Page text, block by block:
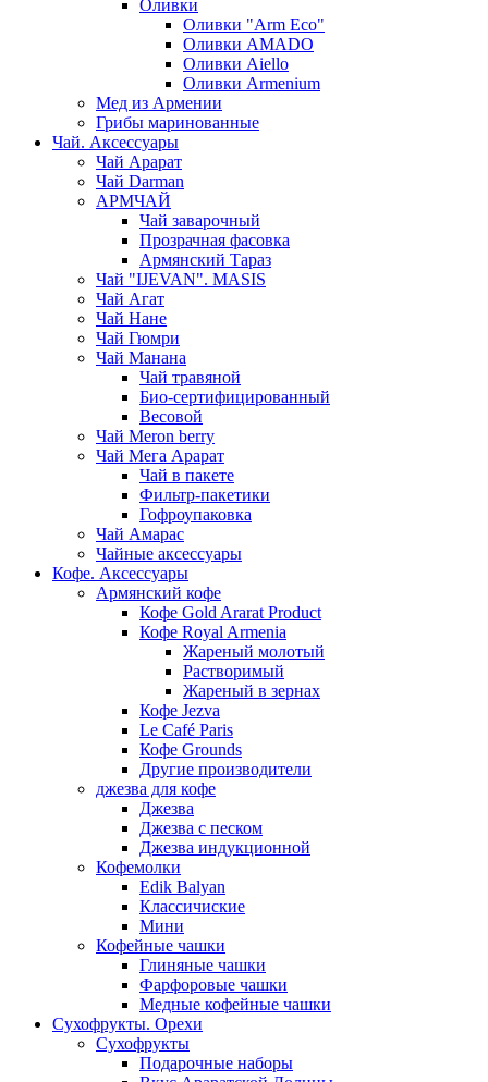
Оливки
Оливки "Arm Eco"
Оливки AMADO
Оливки Aiello
Оливки Armenium
Мед из Армении
Грибы маринованные
Чай. Аксессуары
Чай Арарат
Чай Darman
АРМЧАЙ
Чай заварочный
Прозрачная фасовка
Армянский Тараз
Чай "IJEVAN". MASIS
Чай Агат
Чай Нане
Чай Гюмри
Чай Манана
Чай травяной
Био-сертифицированный
Весовой
Чай Meron berry
Чай Мега Арарат
Чай в пакете
Фильтр-пакетики
Гофроупаковка
Чай Амарас
Чайные аксессуары
Кофе. Аксессуары
Армянский кофе
Кофе Gold Ararat Product
Кофе Royal Armenia
Жареный молотый
Растворимый
Жареный в зернах
Кофе Jezva
Le Café Paris
Кофе Grounds
Другие производители
джезва для кофе
Джезва
Джезва с песком
Джезва индукционной
Кофемолки
Edik Balyan
Классичиские
Мини
Кофейные чашки
Глиняные чашки
Фарфоровые чашки
Медные кофейные чашки
Сухофрукты. Орехи
Сухофрукты
Подарочные наборы